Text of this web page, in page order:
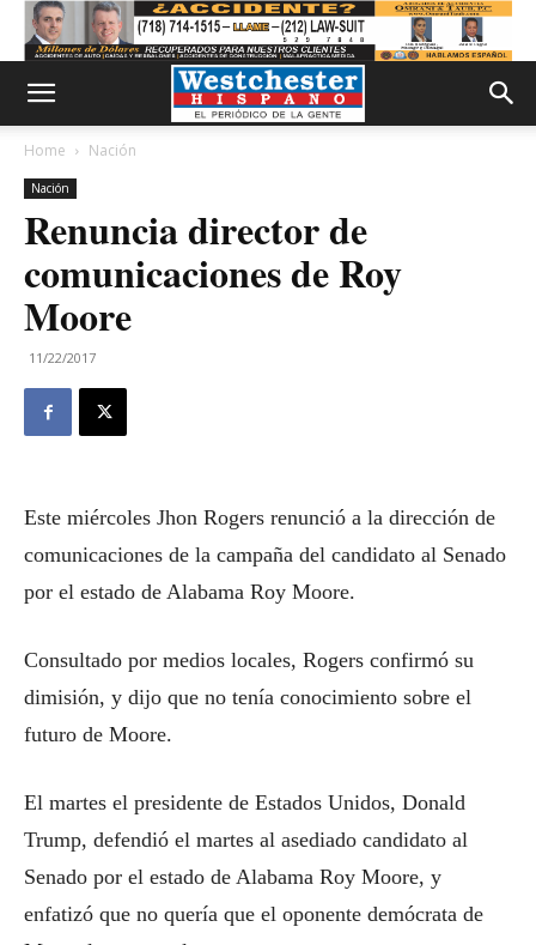
Home Nación
Nación
Renuncia director de
comunicaciones de Roy
Moore
11/22/2017
Este miércoles Jhon Rogers renunció a la dirección de
comunicaciones de la campaña del candidato al Senado
por el estado de Alabama Roy Moore.
Consultado por medios locales, Rogers confirmó su
dimisión, y dijo que no tenía conocimiento sobre el
futuro de Moore.
El martes el presidente de Estados Unidos, Donald
Trump, defendió el martes al asediado candidato al
Senado por el estado de Alabama Roy Moore, y
enfatizó que no quería que el oponente demócrata de